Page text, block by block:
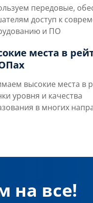
передовые,
доступ к
и ПО
места в
высокие места в
уровня и качества
в многих
на все!